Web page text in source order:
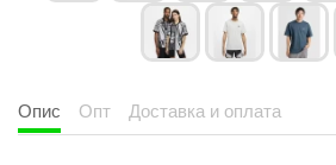
Опис Опт Доставка и оплата